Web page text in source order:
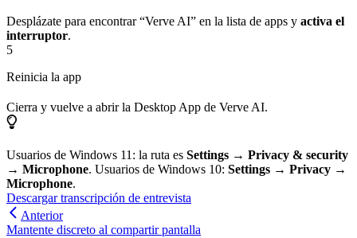
Desplázate para encontrar “Verve AI” en la lista de apps y activa el
interruptor.
5
Reinicia la app
Cierra y vuelve a abrir la Desktop App de Verve AI.
Usuarios de Windows 11: la ruta es Settings → Privacy & security
→ Microphone. Usuarios de Windows 10: Settings → Privacy →
Microphone.
Descargar transcripción de entrevista
Anterior
Mantente discreto al compartir pantalla